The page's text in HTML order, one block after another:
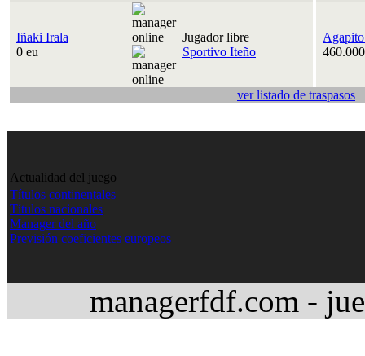
Iñaki Irala
0 eu
Jugador libre
Sportivo Iteño
ver listado de traspasos
Actualidad del juego
Títulos continentales
Títulos nacionales
Manager del año
Previsión coeficientes europeos
managerfdf.com -